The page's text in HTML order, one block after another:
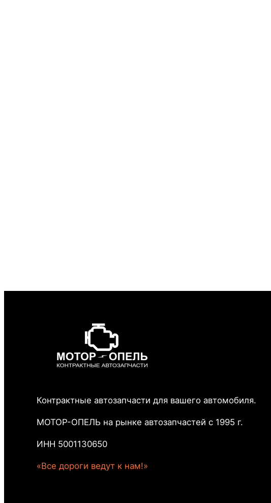
Контрактные автозапчасти для вашего автомобиля.
МОТОР-ОПЕЛЬ на рынке автозапчастей с 1995 г.
ИНН 5001130650
«Все дороги ведут к нам!»